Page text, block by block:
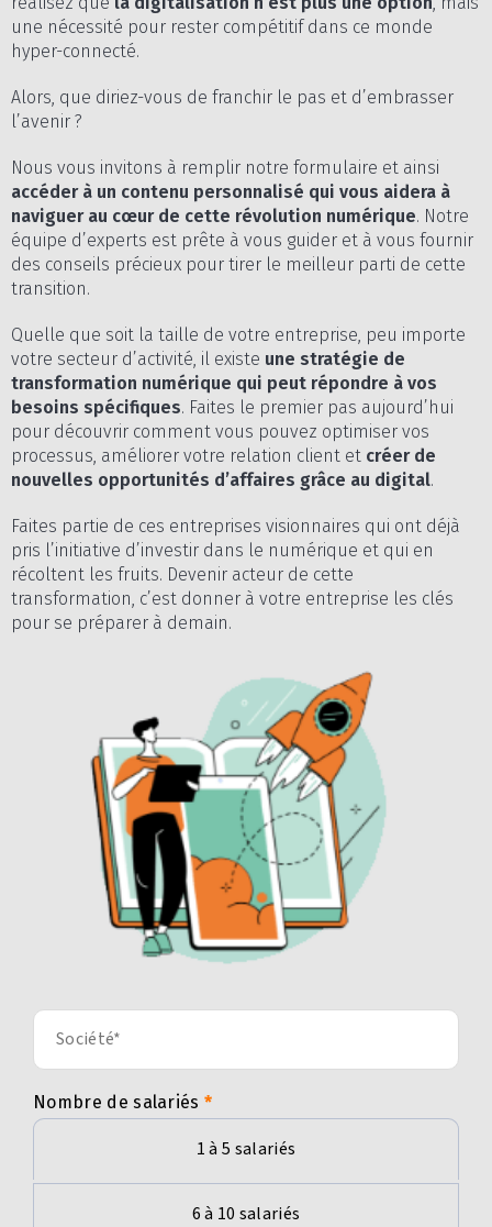
une nécessité pour rester compétitif dans ce monde
hyper-connecté.
Alors, que diriez-vous de franchir le pas et d’embrasser
l’avenir ?
Nous vous invitons à remplir notre formulaire et ainsi
accéder à un contenu personnalisé qui vous aidera à
naviguer au cœur de cette révolution numérique. Notre
équipe d’experts est prête à vous guider et à vous fournir
des conseils précieux pour tirer le meilleur parti de cette
transition.
Quelle que soit la taille de votre entreprise, peu importe
votre secteur d’activité, il existe une stratégie de
transformation numérique qui peut répondre à vos
besoins spécifiques. Faites le premier pas aujourd’hui
pour découvrir comment vous pouvez optimiser vos
processus, améliorer votre relation client et créer de
nouvelles opportunités d’affaires grâce au digital.
Faites partie de ces entreprises visionnaires qui ont déjà
pris l’initiative d’investir dans le numérique et qui en
récoltent les fruits. Devenir acteur de cette
transformation, c’est donner à votre entreprise les clés
pour se préparer à demain.
Nombre de salariés
1 à 5 salariés
6 à 10 salariés